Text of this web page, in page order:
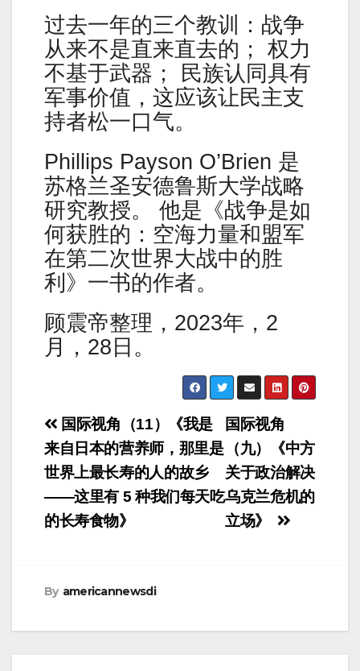
过去一年的三个教训：战争
从来不是直来直去的； 权力
不基于武器； 民族认同具有
军事价值，这应该让民主支
持者松一口气。
Phillips Payson O’Brien 是
苏格兰圣安德鲁斯大学战略
研究教授。 他是《战争是如
何获胜的：空海力量和盟军
在第二次世界大战中的胜
利》一书的作者。
顾震帝整理，2023年，2
月，28日。
Post
navigation
国际视角
（九）《中方
关于政治解决
乌克兰危机的
立场》
国际视角（11）《我是
来自日本的营养师，那里是
世界上最长寿的人的故乡
——这里有 5 种我们每天吃
的长寿食物》
By americannewsdi